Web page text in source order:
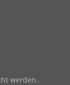
werden.